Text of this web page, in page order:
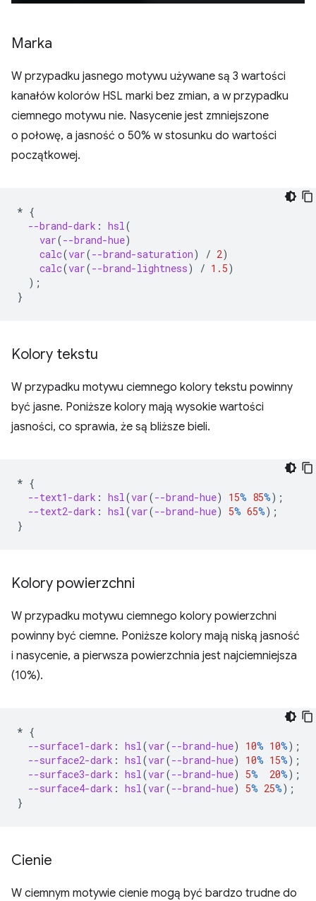
Marka
W przypadku jasnego motywu używane są 3 wartości
kanałów kolorów HSL marki bez zmian, a w przypadku
ciemnego motywu nie. Nasycenie jest zmniejszone
o połowę, a jasność o 50% w stosunku do wartości
początkowej.
* {
--brand-dark : hsl(
var(--brand-hue)
calc(var(--brand-saturation) / 2)
calc(var(--brand-lightness) / 1.5)
);
}
Kolory tekstu
W przypadku motywu ciemnego kolory tekstu powinny
być jasne. Poniższe kolory mają wysokie wartości
jasności, co sprawia, że są bliższe bieli.
* {
--text1-dark : hsl(var(--brand-hue) 15% 85%);
--text2-dark : hsl(var(--brand-hue) 5% 65%);
}
Kolory powierzchni
W przypadku motywu ciemnego kolory powierzchni
powinny być ciemne. Poniższe kolory mają niską jasność
i nasycenie, a pierwsza powierzchnia jest najciemniejsza
(10%).
* {
--surface1-dark : hsl(var(--brand-hue) 10% 10%);
--surface2-dark : hsl(var(--brand-hue) 10% 15%);
--surface3-dark : hsl(var(--brand-hue) 5% 20%);
--surface4-dark : hsl(var(--brand-hue) 5% 25%);
}
Cienie
W ciemnym motywie cienie mogą być bardzo trudne do